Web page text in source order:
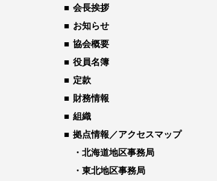
会長挨拶
お知らせ
協会概要
役員名簿
定款
財務情報
組織
拠点情報／アクセスマップ
北海道地区事務局
東北地区事務局